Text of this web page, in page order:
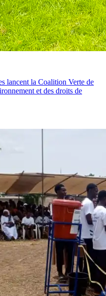
lancent la Coalition Verte de
et des droits de